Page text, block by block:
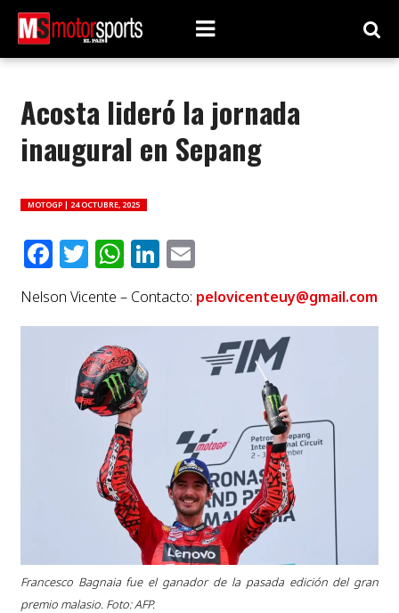
Acosta lideró la jornada
inaugural en Sepang
MOTOGP | 24 OCTUBRE, 2025
Facebook
Twitter
WhatsApp
LinkedIn
Email
Nelson Vicente – Contacto: pelovicenteuy@gmail.com
Francesco Bagnaia fue el ganador de la pasada edición del gran
premio malasio. Foto: AFP.